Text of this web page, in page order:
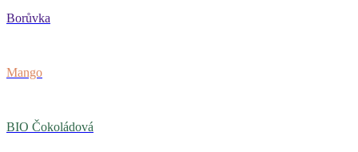
Borůvka
Mango
BIO Čokoládová